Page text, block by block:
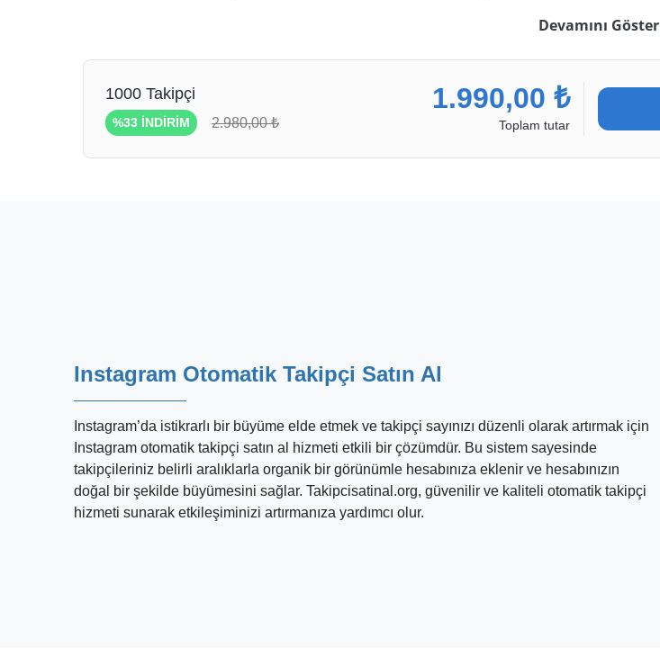
%37
Devamını Göster
1000 Takipçi
%33 İNDİRİM 2.980,00 ₺
1.990,00 ₺
Toplam tutar
Instagram Otomatik Takipçi Satın Al
Instagram’da istikrarlı bir büyüme elde etmek ve takipçi sayınızı düzenli olarak artırmak için
Instagram otomatik takipçi satın al hizmeti etkili bir çözümdür. Bu sistem sayesinde
takipçileriniz belirli aralıklarla organik bir görünümle hesabınıza eklenir ve hesabınızın
doğal bir şekilde büyümesini sağlar. Takipcisatinal.org, güvenilir ve kaliteli otomatik takipçi
hizmeti sunarak etkileşiminizi artırmanıza yardımcı olur.